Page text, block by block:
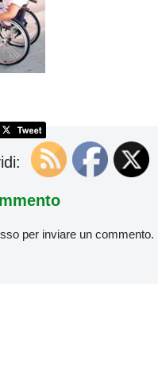
per inviare un commento.